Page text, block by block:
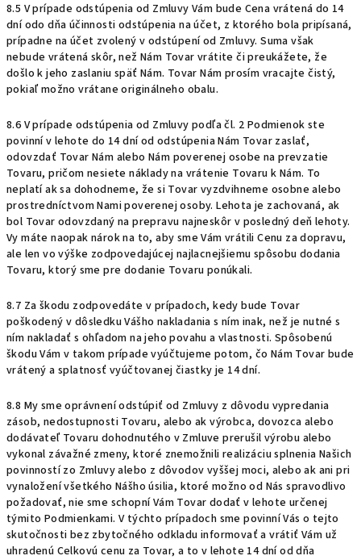
8.5 V prípade odstúpenia od Zmluvy Vám bude Cena vrátená do 14
dní odo dňa účinnosti odstúpenia na účet, z ktorého bola pripísaná,
prípadne na účet zvolený v odstúpení od Zmluvy. Suma však
nebude vrátená skôr, než Nám Tovar vrátite či preukážete, že
došlo k jeho zaslaniu späť Nám. Tovar Nám prosím vracajte čistý,
pokiaľ možno vrátane originálneho obalu.
8.6 V prípade odstúpenia od Zmluvy podľa čl. 2 Podmienok ste
povinní v lehote do 14 dní od odstúpenia Nám Tovar zaslať,
odovzdať Tovar Nám alebo Nám poverenej osobe na prevzatie
Tovaru, pričomnesiete náklady na vrátenie Tovaru k Nám. To
neplatí ak sa dohodneme, že si Tovar vyzdvihneme osobne alebo
prostredníctvom Nami poverenej osoby. Lehota je zachovaná, ak
bol Tovar odovzdaný na prepravu najneskôr v posledný deň lehoty.
Vy máte naopak nárok na to, aby sme Vám vrátili Cenu za dopravu,
ale len vo výške zodpovedajúcej najlacnejšiemu spôsobu dodania
Tovaru, ktorý sme pre dodanie Tovaru ponúkali.
8.7 Za škodu zodpovedáte v prípadoch, kedy bude Tovar
poškodený v dôsledku Vášho nakladania s ním inak, než je nutné s
ním nakladať s ohľadom na jeho povahu a vlastnosti. Spôsobenú
škodu Vám v takom prípade vyúčtujeme potom, čo Nám Tovar bude
vrátený a splatnosť vyúčtovanej čiastky je 14 dní.
8.8 My sme oprávnení odstúpiť od Zmluvy z dôvodu vypredania
zásob, nedostupnosti Tovaru, alebo ak výrobca, dovozca alebo
dodávateľ Tovaru dohodnutého v Zmluve prerušil výrobu alebo
vykonal závažné zmeny, ktoré znemožnili realizáciu splnenia Našich
povinností zo Zmluvy alebo z dôvodov vyššej moci, alebo ak ani pri
vynaložení všetkého Nášho úsilia, ktoré možno od Nás spravodlivo
požadovať, nie sme schopní Vám Tovar dodať v lehote určenej
týmito Podmienkami. V týchto prípadoch sme povinní Vás o tejto
skutočnosti bez zbytočného odkladu informovať a vrátiť Vám už
uhradenú Celkovú cenu za Tovar, a to v lehote 14 dní od dňa